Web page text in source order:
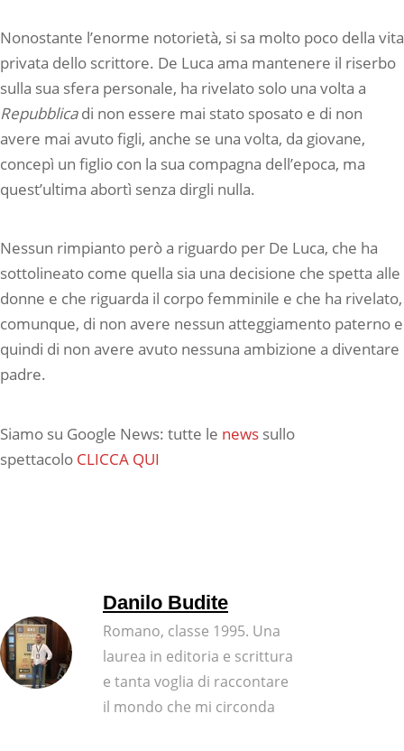
Nonostante l’enorme notorietà, si sa molto poco della vita
privata dello scrittore. De Luca ama mantenere il riserbo
sulla sua sfera personale, ha rivelato solo una volta a
Repubblicadi non essere mai stato sposato e di non
avere mai avuto figli, anche se una volta, da giovane,
concepì un figlio con la sua compagna dell’epoca, ma
quest’ultima abortì senza dirgli nulla.
Nessun rimpianto però a riguardo per De Luca, che ha
sottolineato come quella sia una decisione che spetta alle
donne e che riguarda il corpo femminile e che ha rivelato,
comunque, di non avere nessun atteggiamento paterno e
quindi di non avere avuto nessuna ambizione a diventare
padre.
Siamo su Google News: tutte le news sullo
spettacolo CLICCA QUI
Danilo Budite
Romano, classe 1995. Una
laurea in editoria e scrittura
e tanta voglia di raccontare
il mondo che mi circonda